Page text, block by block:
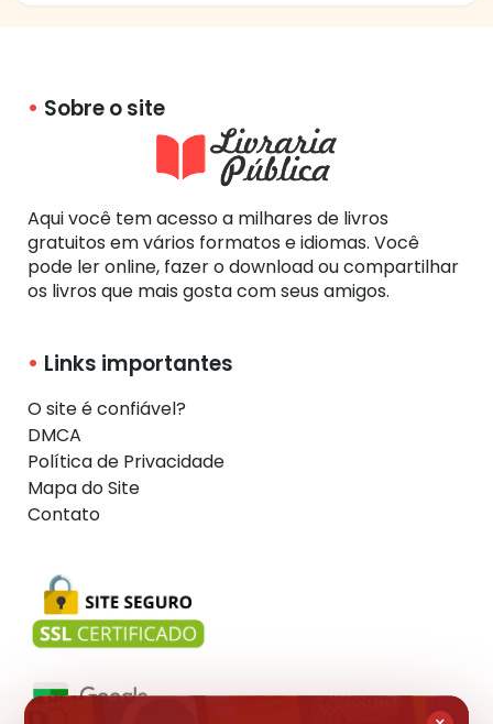
Sobre o site
Aqui você tem acesso a milhares de livros
gratuitos em vários formatos e idiomas. Você
pode ler online, fazer o download ou compartilhar
os livros que mais gosta com seus amigos.
Links importantes
O site é confiável?
DMCA
Política de Privacidade
Mapa do Site
Contato